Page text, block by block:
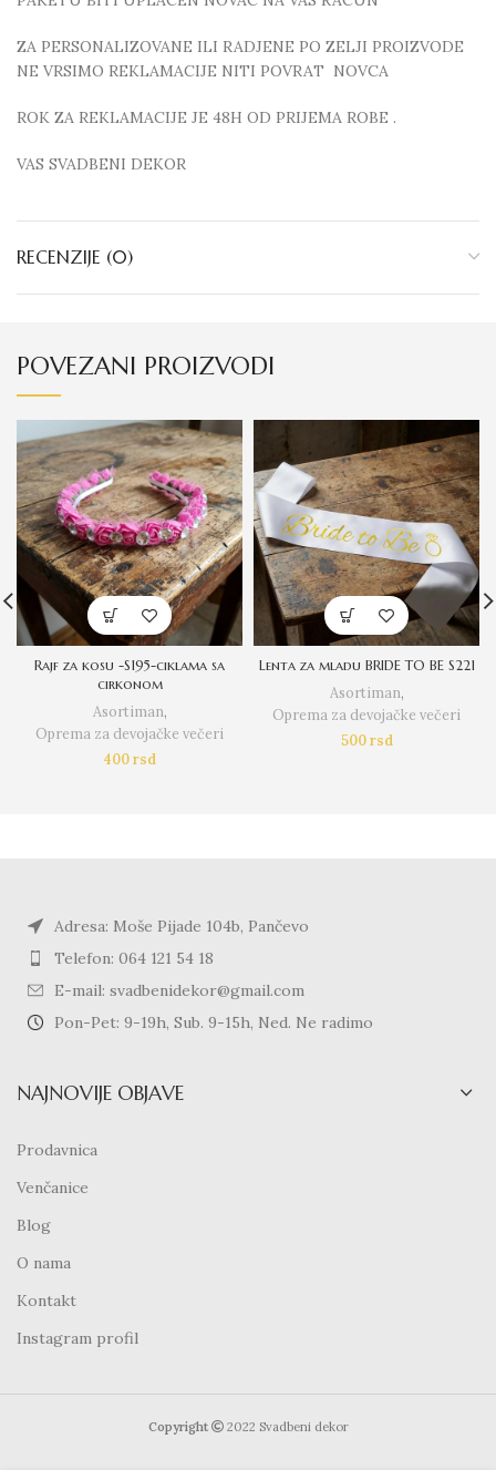
ZA PERSONALIZOVANE ILI RADJENE PO ZELJI PROIZVODE
NE VRSIMO REKLAMACIJE NITI POVRAT NOVCA
ROK ZA REKLAMACIJE JE 48H OD PRIJEMA ROBE .
VAS SVADBENI DEKOR
RECENZIJE (0)
POVEZANI PROIZVODI
Rajf za kosu -S195-ciklama sa
cirkonom
Asortiman,
Oprema za devojačke večeri
400rsd
Lenta za mladu BRIDE TO BE S221
Asortiman,
Oprema za devojačke večeri
500rsd
Adresa: Moše Pijade 104b, Pančevo
Telefon: 064 121 54 18
E-mail: svadbenidekor@gmail.com
Pon-Pet: 9-19h, Sub. 9-15h, Ned. Ne radimo
NAJNOVIJE OBJAVE
Prodavnica
Venčanice
Blog
O nama
Kontakt
Instagram profil
Copyright 2022 Svadbeni dekor